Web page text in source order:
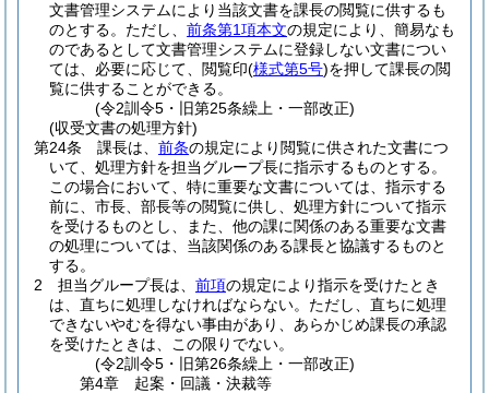
文書管理システムにより当該文書を課長の閲覧に供するも
のとする。 ただし、 前条第1項本文の規定により、簡易なも
のであるとして文書管理システムに登録しない文書につい
ては、必要に応じて、閲覧印(様式第5号)を押して課長の閲
覧に供することができる。
(令2訓令5・旧第25条繰上・一部改正)
(収受文書の処理方針)
第24条
課長は、 前条の規定により閲覧に供された文書につ
いて、処理方針を担当グループ長に指示するものとする。
この場合において、特に重要な文書については、指示する
前に、市長、部長等の閲覧に供し、処理方針について指示
を受けるものとし、また、他の課に関係のある重要な文書
の処理については、当該関係のある課長と協議するものと
する。
2
担当グループ長は、 前項の規定により指示を受けたとき
は、直ちに処理しなければならない。 ただし、直ちに処理
できないやむを得ない事由があり、あらかじめ課長の承認
を受けたときは、この限りでない。
(令2訓令5・旧第26条繰上・一部改正)
第4章
起案・回議・決裁等